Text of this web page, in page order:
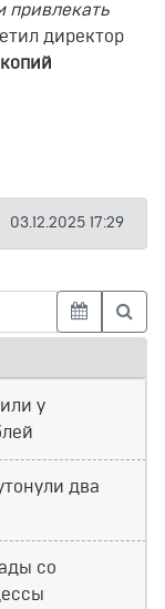
привлекать
директор
03.12.2025 17:29
у
два
со